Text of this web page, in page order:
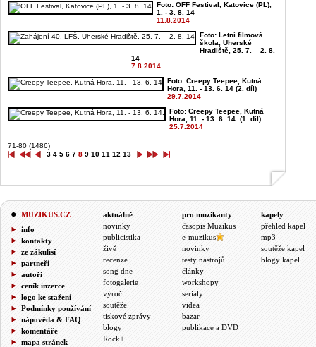
Foto: OFF Festival, Katovice (PL),
1. - 3. 8. 14
11.8.2014
Foto: Letní filmová
škola, Uherské
Hradiště, 25. 7. – 2. 8.
14
7.8.2014
Foto: Creepy Teepee, Kutná
Hora, 11. - 13. 6. 14 (2. díl)
29.7.2014
Foto: Creepy Teepee, Kutná
Hora, 11. - 13. 6. 14. (1. díl)
25.7.2014
71-80 (1486)
3 4 5 6 7 8 9 10 11 12 13
MUZIKUS.CZ
info
kontakty
ze zákulisí
partneři
autoři
ceník inzerce
logo ke stažení
Podmínky používání
nápověda & FAQ
komentáře
mapa stránek
aktuálně
novinky
publicistika
živě
recenze
song dne
fotogalerie
výročí
soutěže
tiskové zprávy
blogy
Rock+
pro muzikanty
časopis Muzikus
e-muzikus
novinky
testy nástrojů
články
workshopy
seriály
videa
bazar
publikace a DVD
kapely
přehled kapel
mp3
soutěže kapel
blogy kapel